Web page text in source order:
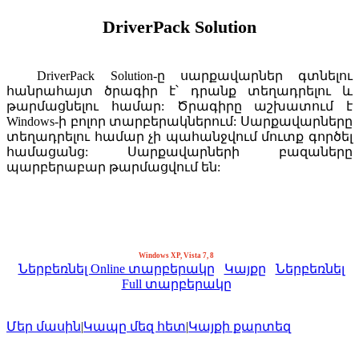
DriverPack Solution
DriverPack Solution-ը սարքավարներ գտնելու
հանրահայտ ծրագիր է՝ դրանք տեղադրելու և
թարմացնելու համար: Ծրագիրը աշխատում է
Windows-ի բոլոր տարբերակներում: Սարքավարները
տեղադրելու համար չի պահանջվում մուտք գործել
համացանց: Սարքավարների բազաները
պարբերաբար թարմացվում են:
Windows XP, Vista 7, 8
Ներբեռնել Online տարբերակը Կայքը
Ներբեռնել
Full տարբերակը
Մեր մասին|Կապը մեզ հետ|Կայքի քարտեզ